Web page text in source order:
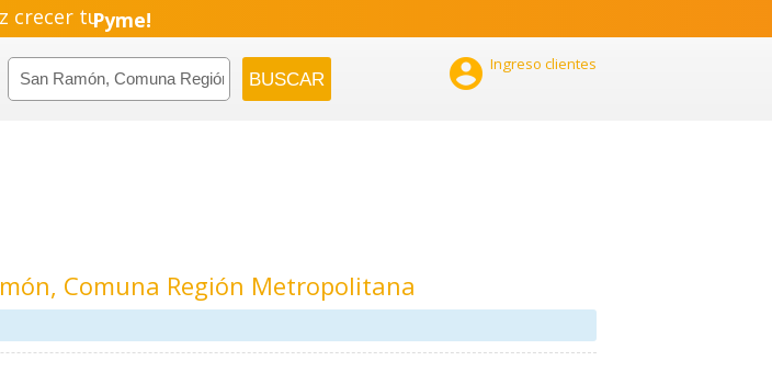
crecer tuPyme!
Emprendimiento!
 Ingreso clientes
Comuna Región Metropolitana